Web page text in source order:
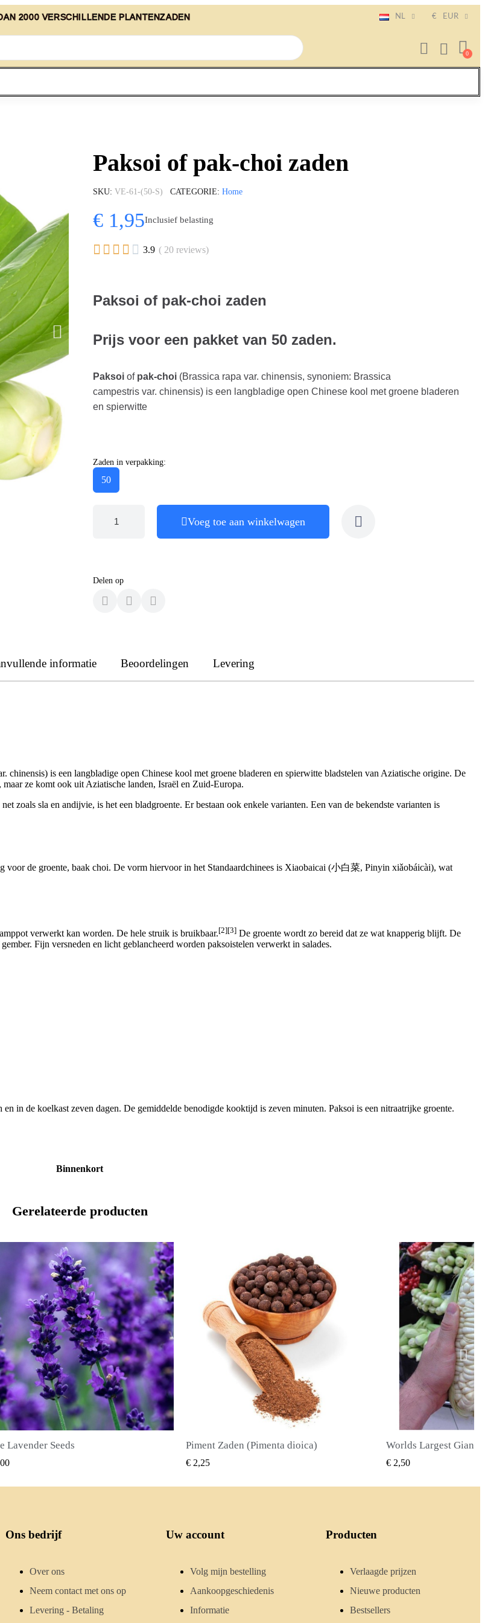
2000 VERSCHILLENDE PLANTENZADEN NL € EUR
Paksoi of pak-choi zaden
SKU VE-61-(50-S) CATEGORIE Home
€ 1,95Inclusief belasting
     3.9 ( 20 reviews)
Paksoi of pak-choi zaden
Prijs voor een pakket van 50 zaden.
Paksoi of pak-choi (Brassica rapa var. chinensis, synoniem: Brassica
campestris var. chinensis) is een langbladige open Chinese kool met groene bladeren
en spierwitte
Zaden in verpakking:
50
Voeg toe aan winkelwagen
Delen op
informatie Beoordelingen Levering
chinensis) is een langbladige open Chinese kool met groene bladeren en spierwitte bladstelen van Aziatische origine. De
ze komt ook uit Aziatische landen, Israël en Zuid-Europa.
zoals sla en andijvie, is het een bladgroente. Er bestaan ook enkele varianten. Een van de bekendste varianten is
voor de groente, baak choi. De vorm hiervoor in het Standaardchinees is Xiaobaicai (小白菜, Pinyin xiǎobáicài), wat
verwerkt kan worden. De hele struik is bruikbaar.[2][3] De groente wordt zo bereid dat ze wat knapperig blijft. De
Fijn versneden en licht geblancheerd worden paksoistelen verwerkt in salades.
in de koelkast zeven dagen. De gemiddelde benodigde kooktijd is zeven minuten. Paksoi is een nitraatrijke groente.
Binnenkort
Gerelateerde producten
SNEL BEKIJKEN
Zaden (Pimenta dioica) SNEL BEKIJKEN
€ 2,50
SNEL
€ 2,40
Ons bedrijf
Over ons
Neem contact met ons op
Levering - Betaling
Uw account
Volg mijn bestelling
Aankoopgeschiedenis
Informatie
Producten
Verlaagde prijzen
Nieuwe producten
Bestsellers